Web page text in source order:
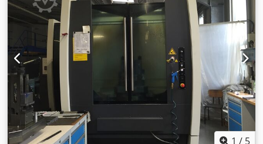
19,5 t Raumbedarf ca. 8x7x4,2 m Die techn. Daten sind
Hersteller- bzw. Betreiberangaben und daher für uns
unverbindlich. Einen Zwischenverkauf behalten wir uns
vor; es gelten ausschließlich unsere Geschäfts- und
Verkaufsbedingungen. Crodpfoyqu Uvex Aamof Über uns
mehr als 400 eigene Maschinen im Lager über 15.000 m²
Lagerfläche, Krankapazität 70 t mehr als 10.000 Artikel
Zubehör für Ihre Werkstatt Sie wollen Maschinen
Produktionslinien oder Ihren Betrieb verkaufen, dann
sprechen Sie uns an. Weitere Angebote finden Sie auf
unserer Webseite. Besichtigungen sind nach Absprache
möglich. Wir freuen uns auf Ihren Besuch. Ihr Markus 1 / 5